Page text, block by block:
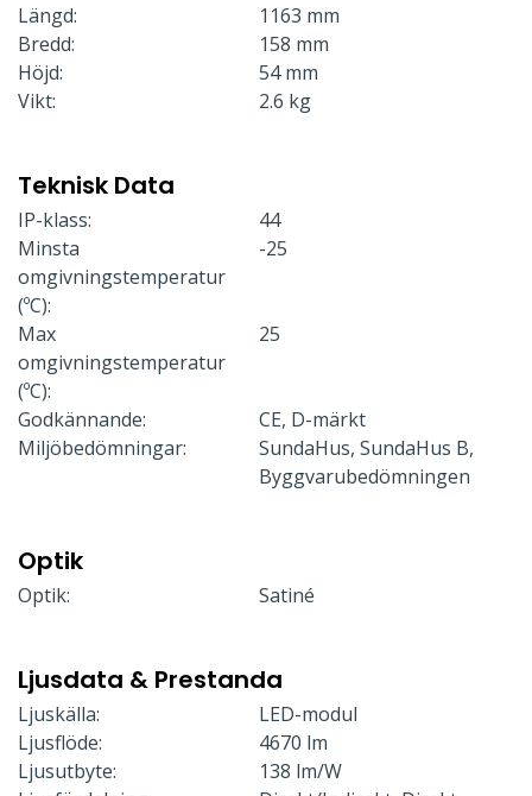
Längd:
1163 mm
Bredd:
158 mm
Höjd:
54 mm
Vikt:
2.6 kg
Teknisk Data
IP-klass:
44
Minsta
omgivningstemperatur
(ºC):
-25
Max
omgivningstemperatur
(ºC):
25
Godkännande:
CE, D-märkt
Miljöbedömningar:
SundaHus, SundaHus B,
Byggvarubedömningen
Optik
Optik: Satiné
Ljusdata & Prestanda
Ljuskälla:
LED-modul
Ljusflöde:
4670 lm
Ljusutbyte:
138 lm/W